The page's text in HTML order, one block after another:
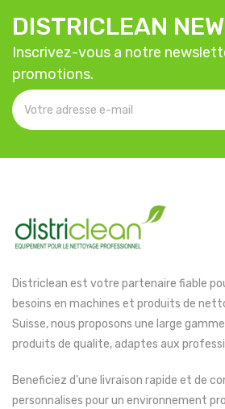
DISTRICLEAN
Inscrivez-vous a notre
promotions.
Districlean est votre partenaire fiable
besoins en machines et produits de
Suisse, nous proposons une large
produits de qualite, adaptes aux
Beneficiez d'une livraison rapide et de
personnalises pour un environnement